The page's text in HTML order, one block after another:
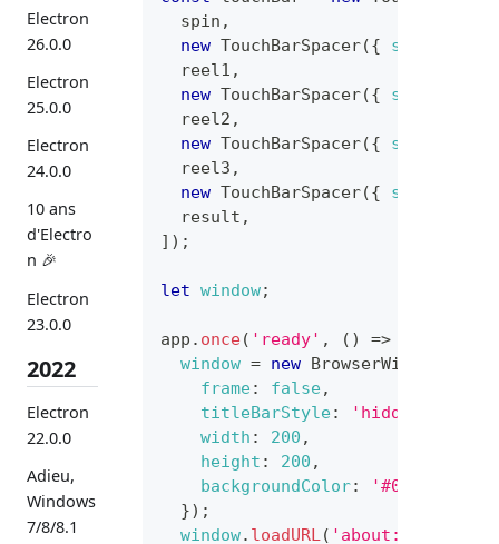
Electron
26.0.0
Electron
25.0.0
Electron
24.0.0
10 ans
d'Electro
n 🎉
Electron
23.0.0
2022
Electron
22.0.0
Adieu,
Windows
7/8/8.1
  spin
,
new TouchBarSpacer({ size
  reel1
,
new TouchBarSpacer({ size
  reel2
,
new TouchBarSpacer({ size
  reel3
,
new TouchBarSpacer({ size
  result
,
] ) ;
let window;
app . once( 'ready' , ( ) =>
window = new BrowserWindow
frame: false,
titleBarStyle: 'hidden-inset'
width : 200 ,
height : 200 ,
backgroundColor: '#000'
}) ;
window. loadURL ( 'about:blank'